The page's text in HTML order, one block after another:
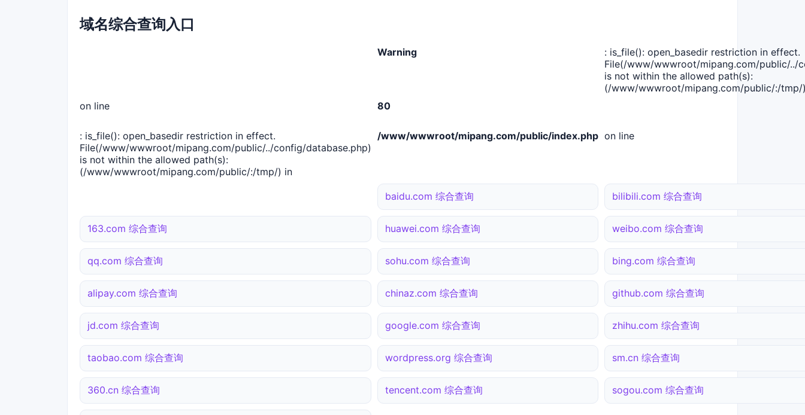
域名综合查询入口
Warning
: is_file(): open_basedir restriction in effect.
File(/www/wwwroot/mipang.com/public/../
is not within the allowed path(s):
(/www/wwwroot/mipang.com/public/:/tmp/
on line
80
: is_file(): open_basedir restriction in effect.
File(/www/wwwroot/mipang.com/public/../config/database.php)
is not within the allowed path(s):
(/www/wwwroot/mipang.com/public/:/tmp/) in
/www/wwwroot/mipang.com/public/index.php on line
baidu.com 综合查询 bilibili.com 综合查询
163.com 综合查询 huawei.com 综合查询 weibo.com 综合查询
qq.com 综合查询 sohu.com 综合查询 bing.com 综合查询
alipay.com 综合查询 chinaz.com 综合查询 github.com 综合查询
jd.com 综合查询 google.com 综合查询 zhihu.com 综合查询
taobao.com 综合查询 wordpress.org 综合查询 sm.cn 综合查询
360.cn 综合查询 tencent.com 综合查询 sogou.com 综合查询